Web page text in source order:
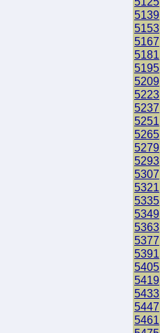
5139
5153
5167
5181
5195
5209
5223
5237
5251
5265
5279
5293
5307
5321
5335
5349
5363
5377
5391
5405
5419
5433
5447
5461